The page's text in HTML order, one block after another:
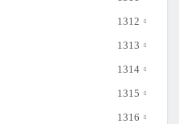
1312
1313
1314
1315
1316